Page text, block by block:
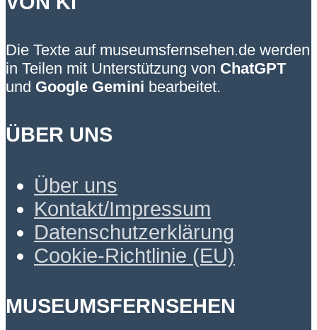
Die Texte auf museumsfernsehen.de werden
in Teilen mit Unterstützung von ChatGPT
und Google Gemini bearbeitet.
ÜBER UNS
Über uns
Kontakt/Impressum
Datenschutzerklärung
Cookie-Richtlinie (EU)
MUSEUMSFERNSEHEN